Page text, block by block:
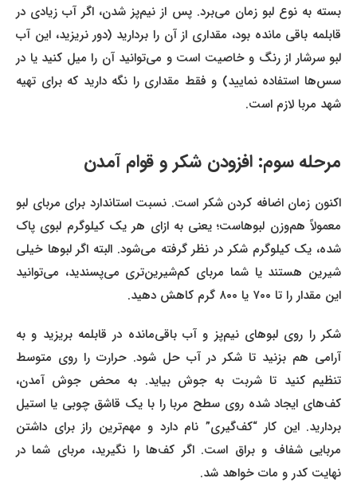
بسته به نوع لبو زمان می‌برد. پس از نیم‌پز شدن، اگر آب زیادی در
قابلمه باقی مانده بود، مقداری از آن را بردارید (دور نریزید، این آب
لبو سرشار از رنگ و خاصیت است و می‌توانید آن را میل کنید یا در
سس‌ها استفاده نمایید) و فقط مقداری را نگه دارید که برای تهیه
شهد مربا لازم است.
مرحله سوم: افزودن شکر و قوام آمدن
اکنون زمان اضافه کردن شکر است. نسبت استاندارد برای مربای لبو
معمولاً هم‌وزن لبوهاست؛ یعنی به ازای هر یک کیلوگرم لبوی پاک
شده، یک کیلوگرم شکر در نظر گرفته می‌شود. البته اگر لبوها خیلی
شیرین هستند یا شما مربای کم‌شیرین‌تری می‌پسندید، می‌توانید
این مقدار را تا ۷۰۰ یا ۸۰۰ گرم کاهش دهید.
شکر را روی لبوهای نیم‌پز و آب باقی‌مانده در قابلمه بریزید و به
آرامی هم بزنید تا شکر در آب حل شود. حرارت را روی متوسط
تنظیم کنید تا شربت به جوش بیاید. به محض جوش آمدن،
کف‌های ایجاد شده روی سطح مربا را با یک قاشق چوبی یا استیل
بردارید. این کار “کف‌گیری” نام دارد و مهم‌ترین راز برای داشتن
مربایی شفاف و براق است. اگر کف‌ها را نگیرید، مربای شما در
نهایت کدر و مات خواهد شد.